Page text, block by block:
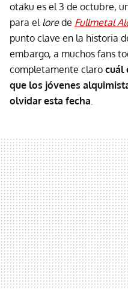
otaku es el 3 de octubre,
para el lorede Fullmetal
punto clave en la historia
embargo, a muchos fans
completamente claro cuál
que los jóvenes
olvidar esta fecha.